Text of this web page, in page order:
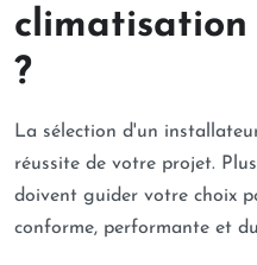
?
La sélection d'un
réussite de votre projet.
doivent guider votre choix
conforme, performante et